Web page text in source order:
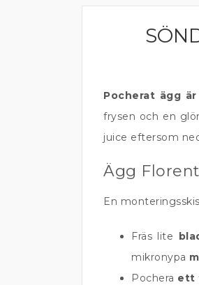
FRUKOST OCH
Pocherat ägg
frysen och en
juice eftersom
Ägg
En
Fräs lite
mikronypa
Pochera ett